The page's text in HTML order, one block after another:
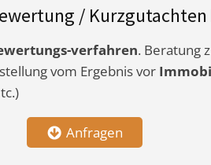
/ Kurzgutachten
verfahren. Beratung
vom Ergebnis vor
Anfragen